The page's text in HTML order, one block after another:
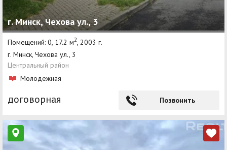
г. Минск, Чехова ул., 3
Помещений: 0, 17.2 м2, 2003 г.
г. Минск, Чехова ул., 3
Центральный район
Молодежная
договорная Позвонить